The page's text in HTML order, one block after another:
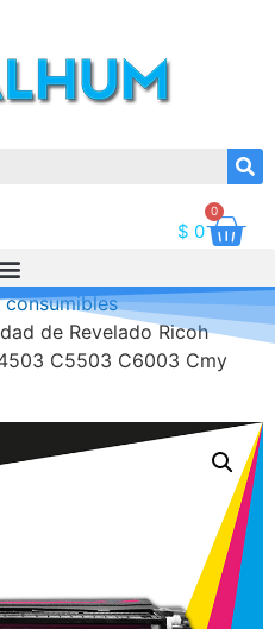
$ 0
0
consumibles
de Revelado Ricoh
C5503 C6003 Cmy